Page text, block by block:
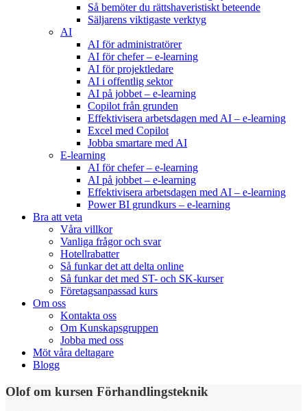
Så bemöter du rättshaveristiskt beteende
Säljarens viktigaste verktyg
AI
AI för administratörer
AI för chefer – e-learning
AI för projektledare
AI i offentlig sektor
AI på jobbet – e-learning
Copilot från grunden
Effektivisera arbetsdagen med AI – e-learning
Excel med Copilot
Jobba smartare med AI
E-learning
AI för chefer – e-learning
AI på jobbet – e-learning
Effektivisera arbetsdagen med AI – e-learning
Power BI grundkurs – e-learning
Bra att veta
Våra villkor
Vanliga frågor och svar
Hotellrabatter
Så funkar det att delta online
Så funkar det med ST- och SK-kurser
Företagsanpassad kurs
Om oss
Kontakta oss
Om Kunskapsgruppen
Jobba med oss
Möt våra deltagare
Blogg
Olof om kursen Förhandlingsteknik